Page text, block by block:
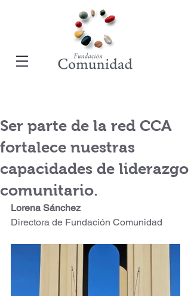
Ser parte de la red CCA
fortalece nuestras
capacidades de liderazgo
comunitario.
Lorena Sánchez
Directora de Fundación Comunidad